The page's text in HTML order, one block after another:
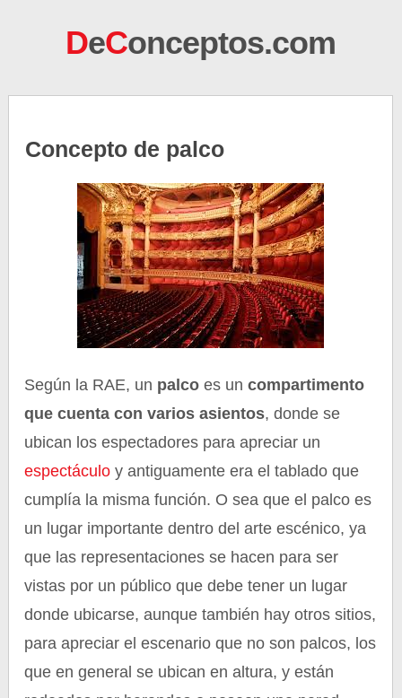
DeConceptos.com
Concepto de palco
Según la RAE, un palco es un compartimento
que cuenta con varios asientos, donde se
ubican los espectadores para apreciar un
espectáculo y antiguamente era el tablado que
cumplía la misma función. O sea que el palco es
un lugar importante dentro del arte escénico, ya
que las representaciones se hacen para ser
vistas por un público que debe tener un lugar
donde ubicarse, aunque también hay otros sitios,
para apreciar el escenario que no son palcos, los
que en general se ubican en altura, y están